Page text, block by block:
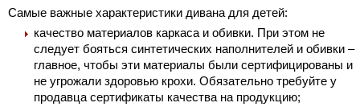
Самые важные характеристики дивана для детей:
качество материалов каркаса и обивки. При этом не
следует бояться синтетических наполнителей и обивки –
главное, чтобы эти материалы были сертифицированы и
не угрожали здоровью крохи. Обязательно требуйте у
продавца сертификаты качества на продукцию;